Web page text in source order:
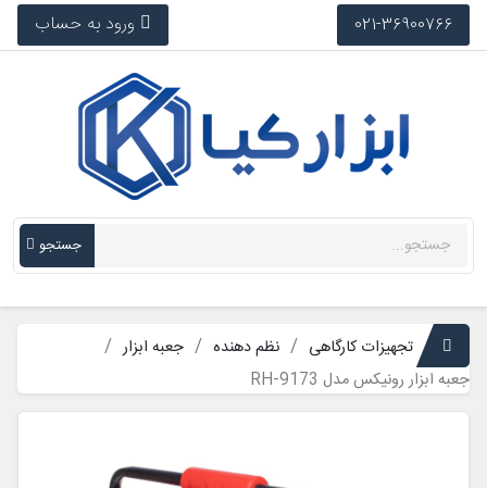
021-36900766 ورود به حساب
جستجو
تجهیزات کارگاهی نظم دهنده
جعبه ابزار
جعبه ابزار رونیکس مدل RH-9173